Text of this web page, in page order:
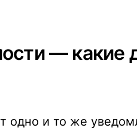
— какие
и то же